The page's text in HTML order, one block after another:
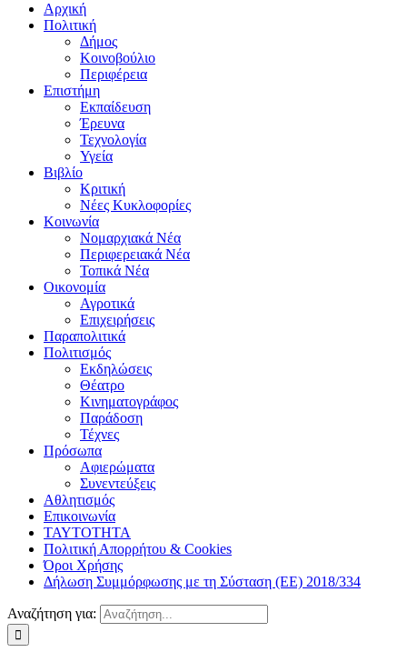
Αρχική
Πολιτική
Δήμος
Κοινοβούλιο
Περιφέρεια
Επιστήμη
Εκπαίδευση
Έρευνα
Τεχνολογία
Υγεία
Βιβλίο
Κριτική
Νέες Κυκλοφορίες
Κοινωνία
Νομαρχιακά Νέα
Περιφερειακά Νέα
Τοπικά Νέα
Οικονομία
Αγροτικά
Επιχειρήσεις
Παραπολιτικά
Πολιτισμός
Εκδηλώσεις
Θέατρο
Κινηματογράφος
Παράδοση
Τέχνες
Πρόσωπα
Αφιερώματα
Συνεντεύξεις
Αθλητισμός
Επικοινωνία
ΤΑΥΤΟΤΗΤΑ
Πολιτική Απορρήτου & Cookies
Όροι Χρήσης
Δήλωση Συμμόρφωσης με τη Σύσταση (ΕΕ) 2018/334
Αναζήτηση για: